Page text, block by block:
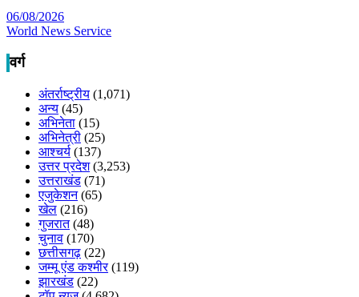
06/08/2026
World News Service
वर्ग
अंतर्राष्ट्रीय (1,071)
अन्य (45)
अभिनेता (15)
अभिनेत्री (25)
आश्चर्य (137)
उत्तर प्रदेश(3,253)
उत्तराखंड (71)
एजुकेशन(65)
खेल (216)
गुजरात(48)
चुनाव (170)
छत्तीसगढ़ (22)
जम्मू एंड कश्मीर(119)
झारखंड (22)